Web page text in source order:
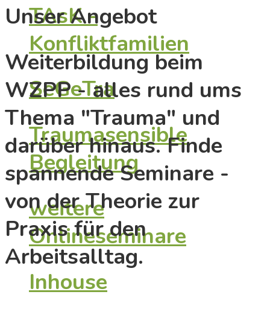
TAsK -
Konfliktfamilien
SeGeTra
Traumasensible
Begleitung
weitere
Onlineseminare
Inhouse
Unser Angebot
Weiterbildung beim
WZPP - alles rund ums
Thema "Trauma" und
darüber hinaus. Finde
spannende Seminare -
von der Theorie zur
Praxis für den
Arbeitsalltag.